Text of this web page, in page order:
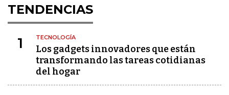
TENDENCIAS
1 TECNOLOGÍA
Los gadgets innovadores que están
transformando las tareas cotidianas
del hogar